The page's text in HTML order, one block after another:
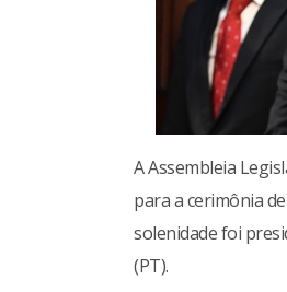
A Assembleia
para a cerimônia
solenidade foi
(PT).